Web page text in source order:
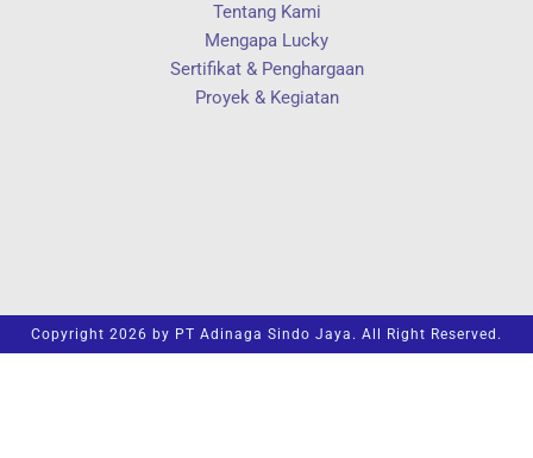
Tentang Kami
Mengapa Lucky
Sertifikat & Penghargaan
Proyek & Kegiatan
Copyright 2026 by PT Adinaga Sindo Jaya. All Right Reserved.